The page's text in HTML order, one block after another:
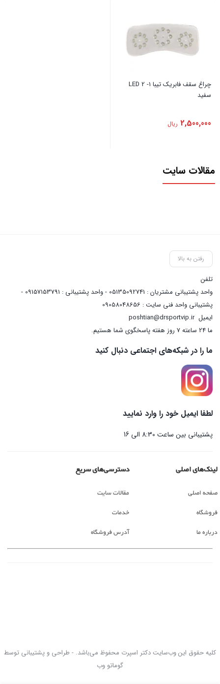
‏چراغ ‏سقف ‏فابریک ‏تیبا ‏1- ‏2 ‏LED
‏سفید
2,500,000 ریال
مقالات سایت
رفتن به بالا
تلفن
واحد پشتیبانی مشتریان : 05135092741 - واحد پشتیبانی : 09157153791 -
پشتیبانی واحد فنی سایت : 09058048656
ایمیلposhtian@drsportvip.ir
ما 24 ساعته 7 روز هفته پاسخگوی شما هستیم.
ما را در شبکه‌های اجتماعی دنبال کنید
لطفا ایمیل خود را وارد نمایید
پشتیبانی بین ساعت 8:30 الی 16
لینک‌های اصلی
صفحه اصلی
فروشگاه
درباره ما
دسترسی‌های سریع
مقالات سایت
خدمات
آدرس فروشگاه
کلیه حقوق این وب‌سایت دکتر اسپرت محفوظ می‌باشد. - طراحی و پشتیبانی توسط
گوماتو وب